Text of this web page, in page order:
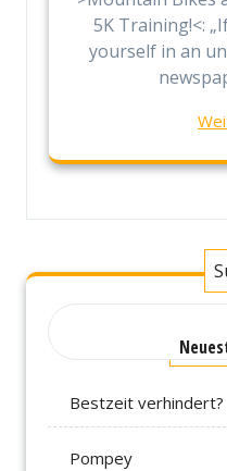
5K Training!<:
yourself in an
Bestzeit verhindert?
Pompey